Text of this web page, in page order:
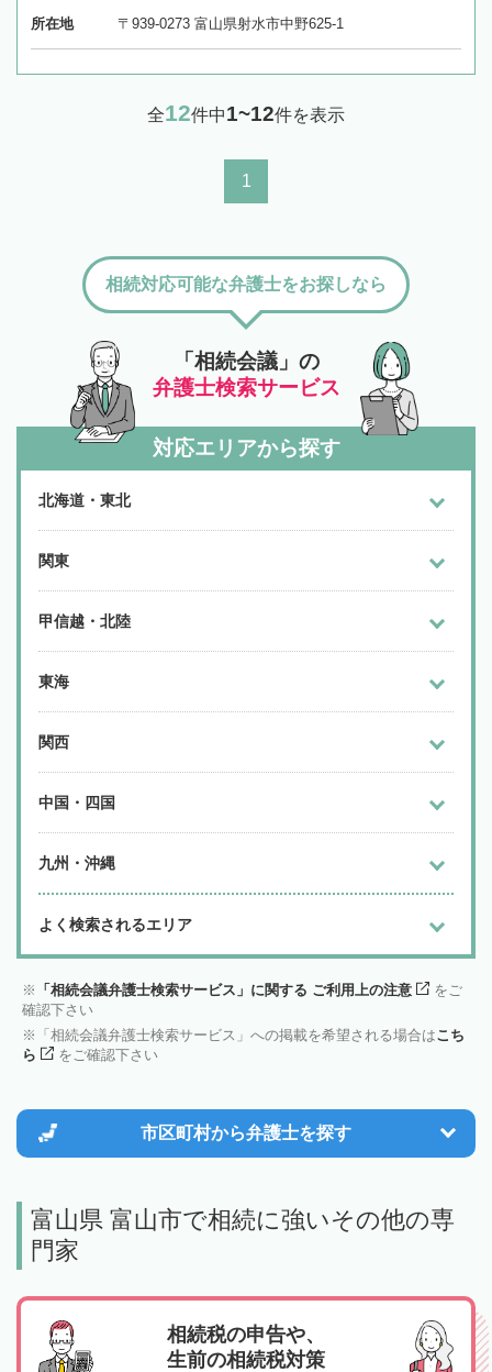
所在地 〒939-0273 富山県射水市中野625-1
全12件中1~12件を表示
1
「相続会議」の
弁護士検索サービス
相続対応可能な弁護士をお探しなら
対応エリアから探す
北海道・東北
関東
甲信越・北陸
東海
関西
中国・四国
九州・沖縄
よく検索されるエリア
「相続会議弁護士検索サービス」に関する ご利用上の注意
をご
確認下さい
「相続会議弁護士検索サービス」への掲載を希望される場合はこち
ら
をご確認下さい
市区町村から弁護士を探す
富山県 富山市で相続に強いその他の専
門家
相続税の申告や、
生前の相続税対策